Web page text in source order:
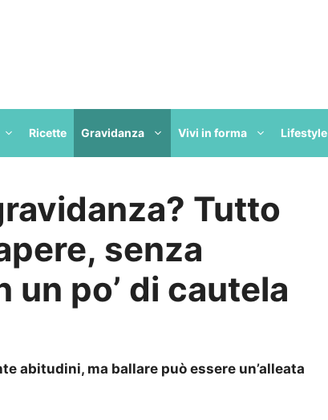
Ricette Gravidanza Vivi in forma Lifestyle
Tutto
senza
un po’ di cautela
abitudini, ma ballare può essere un’alleata